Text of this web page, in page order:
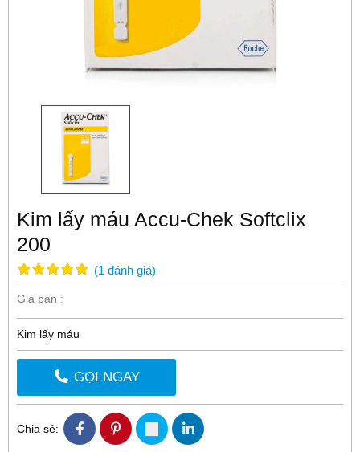
Kim lấy máu Accu-Chek Softclix
200
(1 đánh giá)
Giá bán :
Kim lấy máu
GỌI NGAY
Chia sẻ: